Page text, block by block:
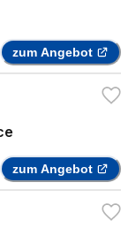
zum Angebot
zum Angebot